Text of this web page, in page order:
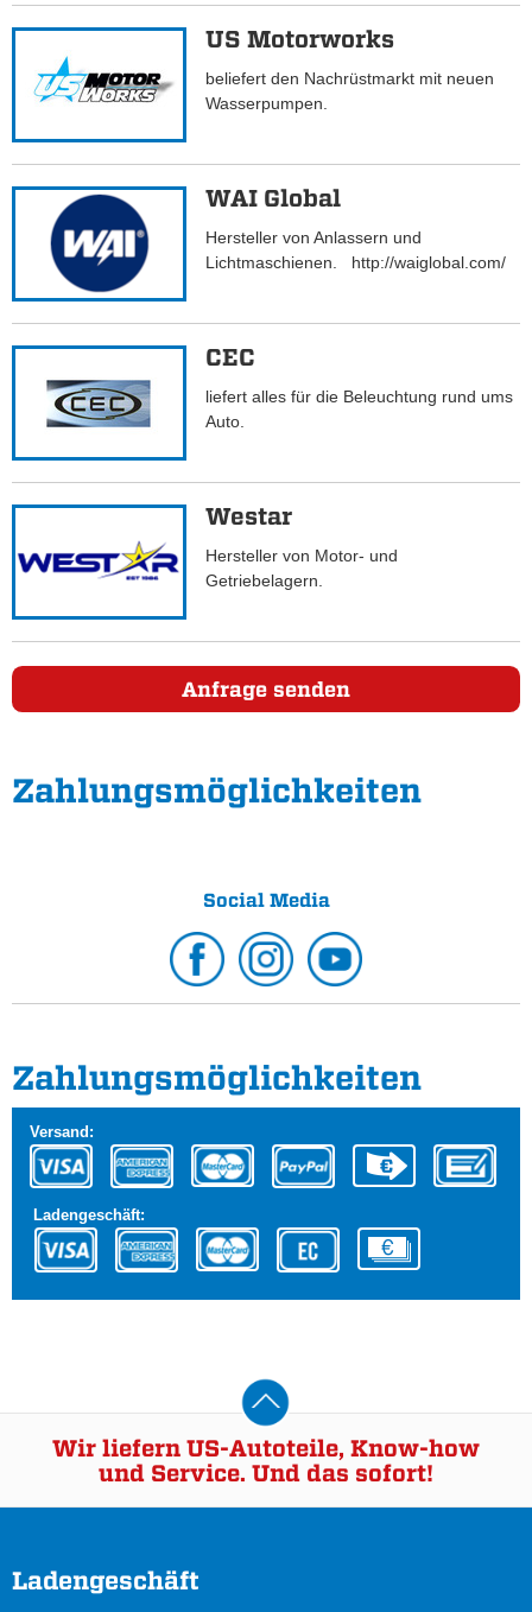
US Motorworks
beliefert den Nachrüstmarkt mit neuen
Wasserpumpen.
WAI Global
Hersteller von Anlassern und
Lichtmaschienen. http://waiglobal.com/
CEC
liefert alles für die Beleuchtung rund ums
Auto.
Westar
Hersteller von Motor- und
Getriebelagern.
Anfrage senden
Zahlungs­möglichkeiten
Social Media
Zahlungs­möglichkeiten
Versand:
Ladengeschäft:
Wir liefern US-Autoteile, Know-how
und Service. Und das sofort!
Ladengeschäft